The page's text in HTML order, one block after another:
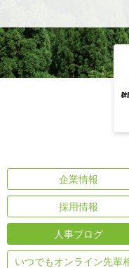
企業情報
採用情報
人事ブログ
いつでもオンライン先輩